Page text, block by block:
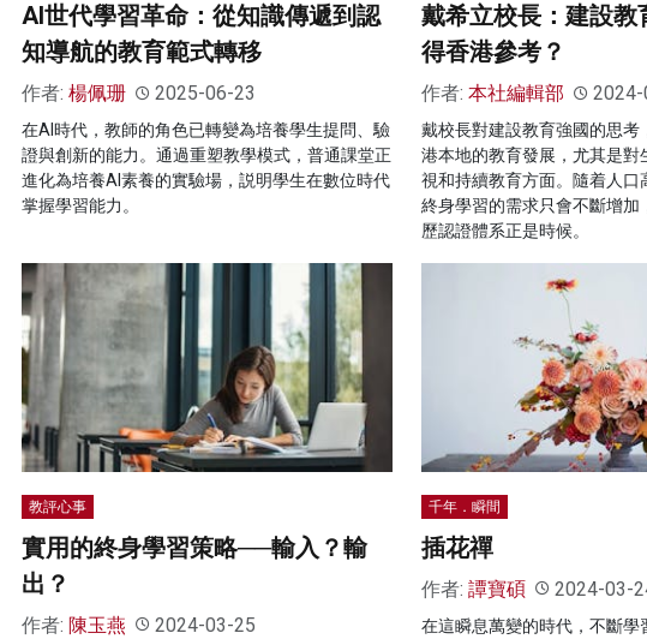
AI世代學習革命：從知識傳遞到認
知導航的教育範式轉移
作者: 楊佩珊 2025-06-23
在AI時代，教師的角色已轉變為培養學生提問、驗
證與創新的能力。通過重塑教學模式，普通課堂正
進化為培養AI素養的實驗場，説明學生在數位時代
掌握學習能力。
戴希立校長：建設教
得香港參考？
作者: 本社編輯部
戴校長對建設教育強國的思考
港本地的教育發展，尤其是對
視和持續教育方面。隨着人口
終身學習的需求只會不斷增加
歷認證體系正是時候。
教評心事
實用的終身學習策略──輸入？輸
出？
作者: 陳玉燕 2024-03-25
千年．瞬間
插花禪
作者: 譚寶碩 2024-03-
在這瞬息萬變的時代，不斷學